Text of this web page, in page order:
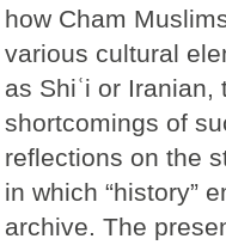
how Cham
various cultural
as Shiʿi or
shortcomings of
reflections on the
in which “history”
archive. The